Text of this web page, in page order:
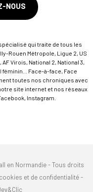
NOUS
qui traite de tous les
Rouen Métropole, Ligue 2, US
Virois, National 2, National 3,
féminin... Face-à-face, Face
toutes nos chroniques avec
site internet et nos réseaux
Instagram.
en Normandie - Tous droits
et de confidentialité-